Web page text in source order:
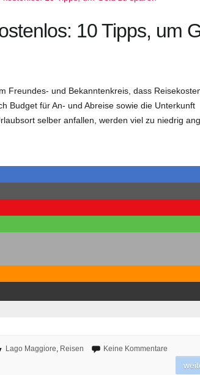
10 Tipps, um
Freundes- und Bekanntenkreis, dass
Budget für An- und Abreise sowie die Unterkunft
selber anfallen, werden viel zu niedrig
Lago Maggiore, Reisen Keine Kommentare